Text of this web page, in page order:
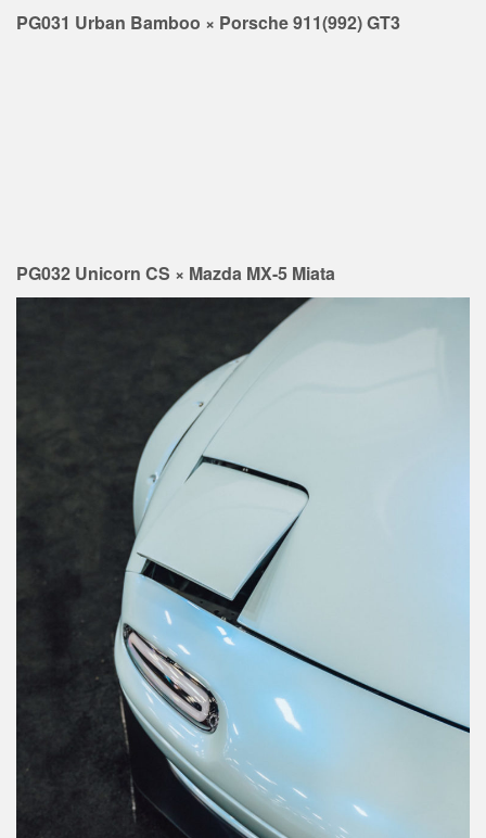
PG031 Urban Bamboo × Porsche 911(992) GT3
PG032 Unicorn CS × Mazda MX-5 Miata